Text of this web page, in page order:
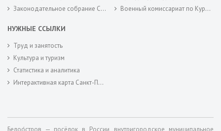
Законодательное собрание Санкт-Петербурга
Военный комиссариат по Курортному районам города Санкт-Петербурга
НУЖНЫЕ ССЫЛКИ
Труд и занятость
Культура и туризм
Статистика и аналитика
Интерактивная карта Санкт-Петербурга